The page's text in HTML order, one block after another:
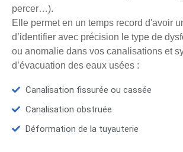
percer…).
Elle permet en un temps record d'avoir
d’identifier avec précision le type de
ou anomalie dans vos canalisations et
d’évacuation des eaux usées :
Canalisation fissurée ou cassée
Canalisation obstruée
Déformation de la tuyauterie